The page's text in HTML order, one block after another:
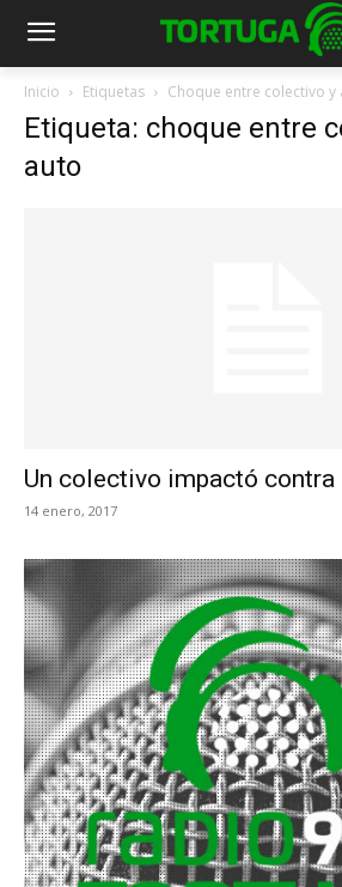
Inicio Etiquetas Choque entre colectivo y
Etiqueta: choque entre
auto
Un colectivo impactó contra
14 enero, 2017